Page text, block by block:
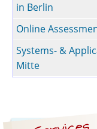
in Berlin
Online
Systems- &
Mitte